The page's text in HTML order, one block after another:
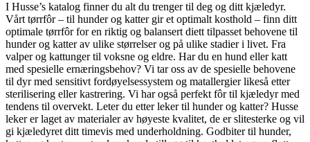
I Husse’s katalog finner du alt du trenger til deg og ditt kjæledyr.
Vårt tørrfôr – til hunder og katter gir et optimalt kosthold – finn ditt
optimale tørrfôr for en riktig og balansert diett tilpasset behovene til
hunder og katter av ulike størrelser og på ulike stadier i livet. Fra
valper og kattunger til voksne og eldre. Har du en hund eller katt
med spesielle ernæringsbehov? Vi tar oss av de spesielle behovene
til dyr med sensitivt fordøyelsessystem og matallergier likeså etter
sterilisering eller kastrering. Vi har også perfekt fôr til kjæledyr med
tendens til overvekt. Leter du etter leker til hunder og katter? Husse
leker er laget av materialer av høyeste kvalitet, de er slitesterke og vil
gi kjæledyret ditt timevis med underholdning. Godbiter til hunder,